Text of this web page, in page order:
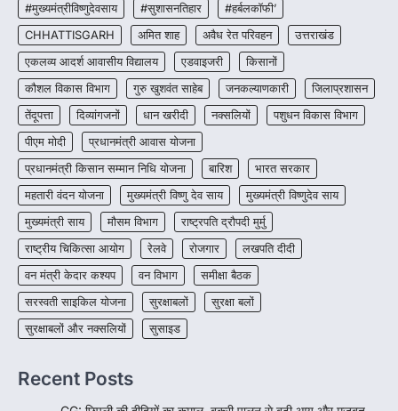
4
CHHATTISGARH
CG : पांच माह की अनुष्का को मिला नया
जीवन, चिरायु योजना से संभव हुई सफल सर्जरी
More Khabar August 7, 2026
रायपुर। राष्ट्रीय बाल स्वास्थ्य कार्यक्रम (चिरायु) के तहत
जशपुर जिले की 5 माह की मासूम…
#मुख्यमंत्रीविष्णुदेवसाय #सुशासनतिहार
#हर्बलकॉफी’
CHHATTISGARH
अमित शाह अवैध रेत परिवहन
उत्तराखंड
एकलव्य आदर्श आवासीय विद्यालय
एडवाइजरी
किसानों
कौशल विकास विभाग
गुरु खुशवंत साहेब जनकल्याणकारी
जिलाप्रशासन
तेंदूपत्ता
दिव्यांगजनों धान खरीदी नक्सलियों
पशुधन विकास विभाग
पीएम मोदी
प्रधानमंत्री आवास योजना
प्रधानमंत्री किसान सम्मान निधि योजना
बारिश
भारत सरकार
महतारी वंदन योजना
मुख्यमंत्री विष्णु देव साय
मुख्यमंत्री विष्णुदेव साय
मुख्यमंत्री साय
मौसम विभाग
राष्ट्रपति द्रौपदी मुर्मु
राष्ट्रीय चिकित्सा आयोग
रेलवे रोजगार
लखपति दीदी
वन मंत्री केदार कश्यप
वन विभाग
समीक्षा बैठक
सरस्वती साइकिल योजना
सुरक्षाबलों
सुरक्षा बलों
सुरक्षाबलों और नक्सलियों
सुसाइड
Recent Posts